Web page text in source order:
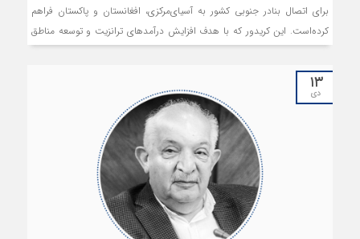
برای اتصال بنادر جنوبی کشور به آسیای‌مرکزی، افغانستان و پاکستان فراهم
کرده‌است. این کریدور که با هدف افزایش درآمدهای ترانزیت و توسعه مناطق
کند، اما چالش‌هایی چون کمبود زیرساخت‌ها و رقابت منطقه‌ای، آینده این
پروژه را به برنامه‌‌‌‌‌‌ریزی دقیق و همکاری منطقه‌ای گره زده‌است.
۱۳
دی